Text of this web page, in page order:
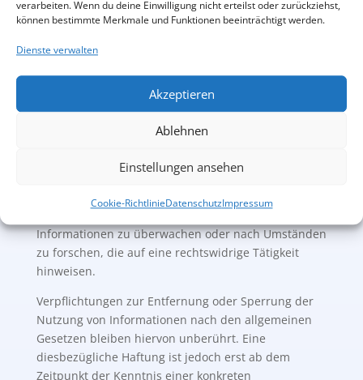
verarbeiten. Wenn du deine Einwilligung nicht erteilst oder zurückziehst,
können bestimmte Merkmale und Funktionen beeinträchtigt werden.
Dienste verwalten
Akzeptieren
Ablehnen
Einstellungen ansehen
Cookie-RichtlinieDatenschutzImpressum
Europäische Kommission stellt eine Plattform zur
Online-Streitbeilegung (OS) bereit:
https://ec.europa.eu/consumers/odr
Impressum.
Haftung für Inhalte
Als Diensteanbieter sind wir gemäß § 7 Abs.1 TMG
für eigene Inhalte auf diesen Seiten nach den
allgemeinen Gesetzen verantwortlich. Nach §§ 8 bis
10 TMG sind wir als Diensteanbieter jedoch nicht
Informationen zu überwachen oder nach Umständen
zu forschen, die auf eine rechtswidrige Tätigkeit
hinweisen.
Verpflichtungen zur Entfernung oder Sperrung der
Nutzung von Informationen nach den allgemeinen
Gesetzen bleiben hiervon unberührt. Eine
diesbezügliche Haftung ist jedoch erst ab dem
Zeitpunkt der Kenntnis einer konkreten